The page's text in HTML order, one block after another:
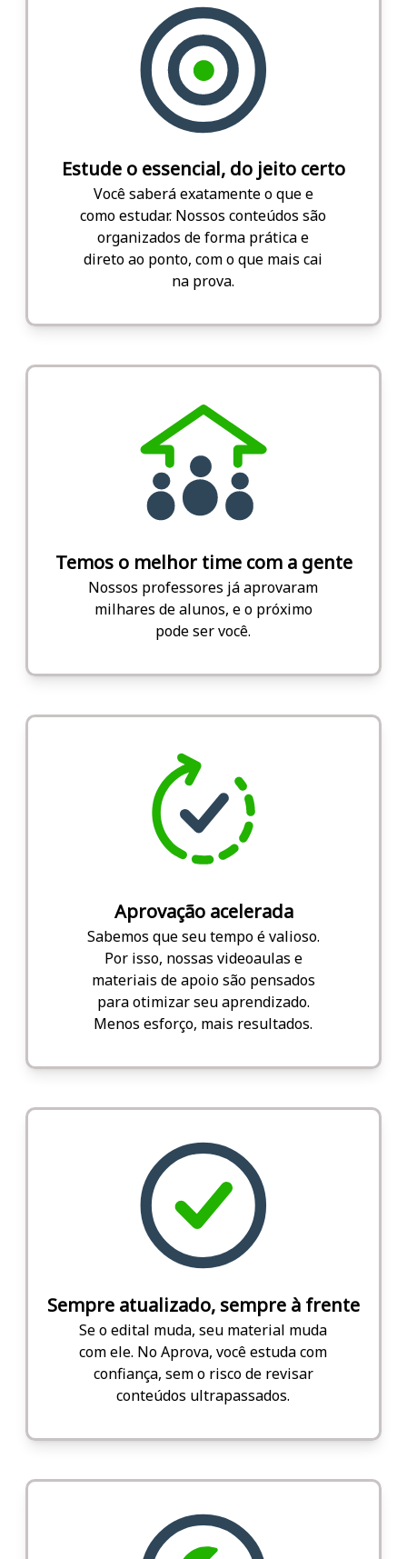
Estude o essencial, do jeito certo
Você saberá exatamente o que e
como estudar. Nossos conteúdos são
organizados de forma prática e
direto ao ponto, com o que mais cai
na prova.
Temos o melhor time com a gente
Nossos professores já aprovaram
milhares de alunos, e o próximo
pode ser você.
Aprovação acelerada
Sabemos que seu tempo é valioso.
Por isso, nossas videoaulas e
materiais de apoio são pensados
para otimizar seu aprendizado.
Menos esforço, mais resultados.
Sempre atualizado, sempre à frente
Se o edital muda, seu material muda
com ele. No Aprova, você estuda com
confiança, sem o risco de revisar
conteúdos ultrapassados.